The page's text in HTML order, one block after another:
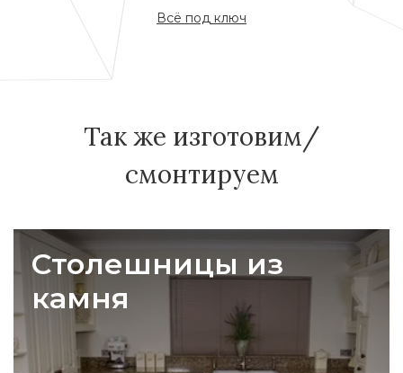
Всё под ключ
Так же изготовим/
смонтируем
Столешницы из
камня